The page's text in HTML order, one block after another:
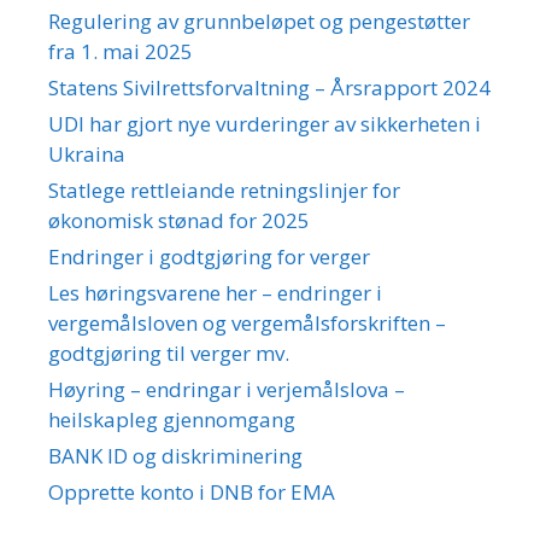
Regulering av grunnbeløpet og pengestøtter
fra 1. mai 2025
Statens Sivilrettsforvaltning – Årsrapport 2024
UDI har gjort nye vurderinger av sikkerheten i
Ukraina
Statlege rettleiande retningslinjer for
økonomisk stønad for 2025
Endringer i godtgjøring for verger
Les høringsvarene her – endringer i
vergemålsloven og vergemålsforskriften –
godtgjøring til verger mv.
Høyring – endringar i verjemålslova –
heilskapleg gjennomgang
BANK ID og diskriminering
Opprette konto i DNB for EMA